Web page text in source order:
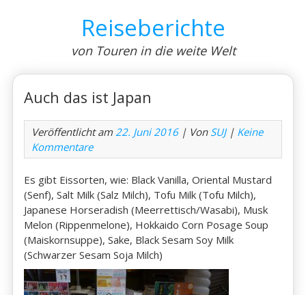
Reiseberichte
von Touren in die weite Welt
Auch das ist Japan
Veröffentlicht am22. Juni 2016| Von SUJ| Keine
Kommentare
Es gibt Eissorten, wie: Black Vanilla, Oriental Mustard
(Senf), Salt Milk (Salz Milch), Tofu Milk (Tofu Milch),
Japanese Horseradish (Meerrettisch/Wasabi), Musk
Melon (Rippenmelone), Hokkaido Corn Posage Soup
(Maiskornsuppe), Sake, Black Sesam Soy Milk
(Schwarzer Sesam Soja Milch)